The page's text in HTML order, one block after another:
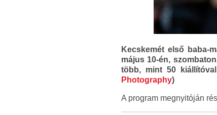
Kecskemét első baba-
május 10-én,
több, mint 50
Photography)
A program megnyitóján